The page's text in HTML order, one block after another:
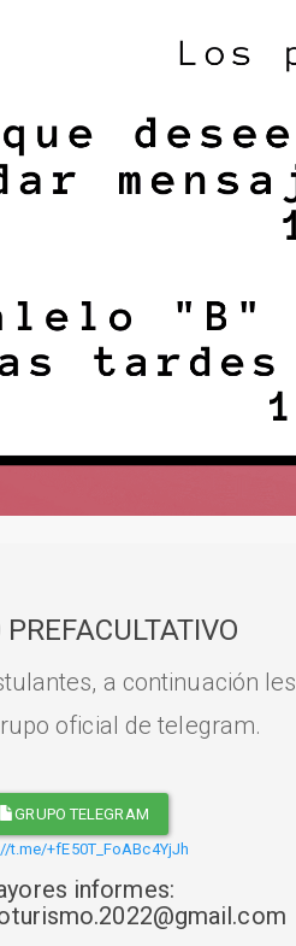
PREFACULTATIVO
a continuación les
oficial de telegram.
GRUPO TELEGRAM
t.me/+fE50T_FoABc4YjJh
informes: